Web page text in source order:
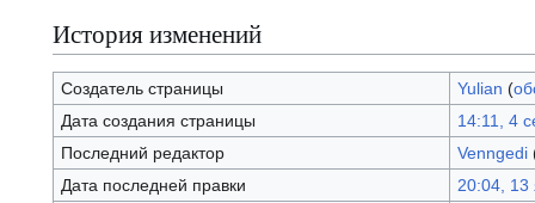
История изменений
Создатель страницы Yulian (
Дата создания страницы
14:11, 4
Последний редактор
Venngedi
Дата последней правки
20:04, 13